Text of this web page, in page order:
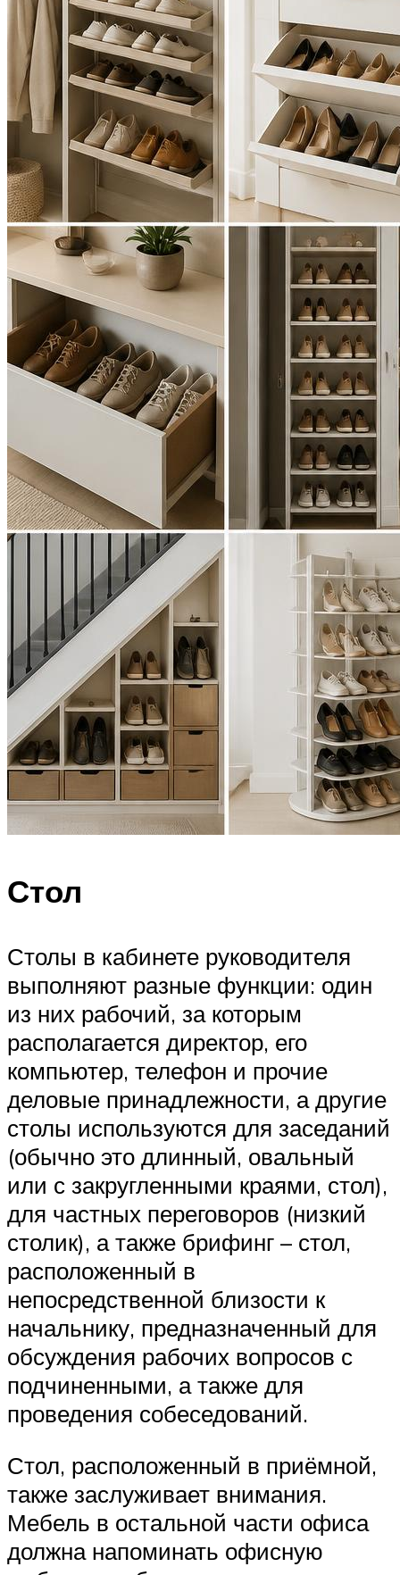
Стол
Столы в кабинете руководителя
выполняют разные функции: один
из них рабочий, за которым
располагается директор, его
компьютер, телефон и прочие
деловые принадлежности, а другие
столы используются для заседаний
(обычно это длинный, овальный
или с закругленными краями, стол),
для частных переговоров (низкий
столик), а также брифинг – стол,
расположенный в
непосредственной близости к
начальнику, предназначенный для
обсуждения рабочих вопросов с
подчиненными, а также для
проведения собеседований.
Стол, расположенный в приёмной,
также заслуживает внимания.
Мебель в остальной части офиса
должна напоминать офисную